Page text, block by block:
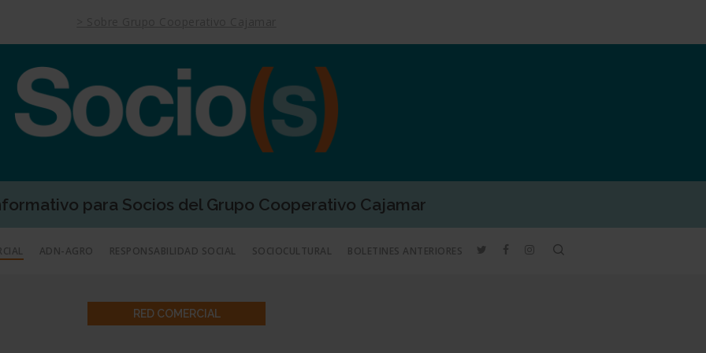
para Socios del Grupo Cooperativo Cajamar
ADN-AGRO RESPONSABILIDAD SOCIAL SOCIOCULTURAL BOLETINES ANTERIORES TWITTERFACEBOOKINSTAGRAM
RED COMERCIAL